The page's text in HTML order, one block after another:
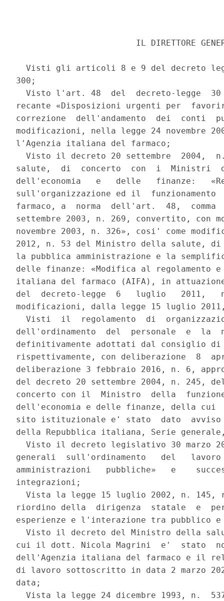
IL DIRETTORE
Visti gli articoli 8 e 9 del decreto
300;
Visto l'art. 48  del  decreto-legge
recante «Disposizioni urgenti per
correzione  dell'andamento  dei  conti
modificazioni, nella legge 24 novembre
l'Agenzia italiana del farmaco;
Visto il decreto 20 settembre  2004,
salute,  di  concerto  con  i  Ministri
dell'economia   e   delle   finanze:
sull'organizzazione ed il
farmaco, a  norma  dell'art.  48,
settembre 2003, n. 269, convertito, con
novembre 2003, n. 326», cosi' come
2012, n. 53 del Ministro della salute,
la pubblica amministrazione e la
delle finanze: «Modifica al regolamento e
italiana del farmaco (AIFA), in
del  decreto-legge  6   luglio   2011,
modificazioni, dalla legge 15 luglio
Visti  il  regolamento  di
dell'ordinamento  del  personale  e  la
definitivamente adottati dal consiglio di
rispettivamente, con deliberazione  8
deliberazione 3 febbraio 2016, n. 6,
del decreto 20 settembre 2004, n. 245,
concerto con il  Ministro  della
dell'economia e delle finanze, della cui
sito istituzionale e' stato  dato
della Repubblica italiana, Serie
Visto il decreto legislativo 30 marzo
generali  sull'ordinamento   del
amministrazioni   pubbliche»   e
integrazioni;
Vista la legge 15 luglio 2002, n. 145,
riordino della  dirigenza  statale  e
esperienze e l'interazione tra pubblico
Visto il decreto del Ministro della
cui il dott. Nicola Magrini  e'  stato
dell'Agenzia italiana del farmaco e il
di lavoro sottoscritto in data 2 marzo
data;
Vista la legge 24 dicembre 1993, n.